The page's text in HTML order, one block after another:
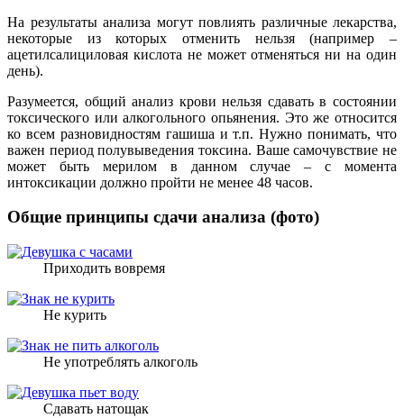
На результаты анализа могут повлиять различные лекарства,
некоторые из которых отменить нельзя (например –
ацетилсалициловая кислота не может отменяться ни на один
день).
Разумеется, общий анализ крови нельзя сдавать в состоянии
токсического или алкогольного опьянения. Это же относится
ко всем разновидностям гашиша и т.п. Нужно понимать, что
важен период полувыведения токсина. Ваше самочувствие не
может быть мерилом в данном случае – с момента
интоксикации должно пройти не менее 48 часов.
Общие принципы сдачи анализа (фото)
Приходить вовремя
Не курить
Не употреблять алкоголь
Сдавать натощак